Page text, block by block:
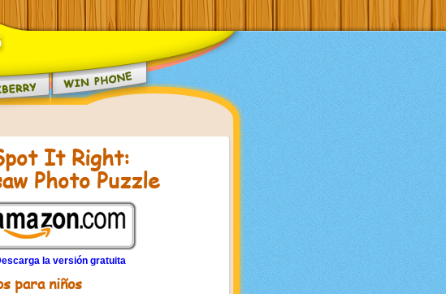
It Right:
Photo Puzzle
la versión gratuita
para niños